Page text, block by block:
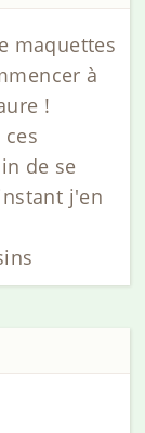
maquettes
à
!
de se
j'en